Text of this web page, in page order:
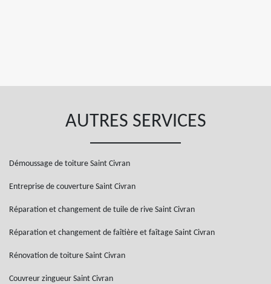
AUTRES SERVICES
Démoussage de toiture Saint Civran
Entreprise de couverture Saint Civran
Réparation et changement de tuile de rive Saint Civran
Réparation et changement de faîtière et faîtage Saint Civran
Rénovation de toiture Saint Civran
Couvreur zingueur Saint Civran